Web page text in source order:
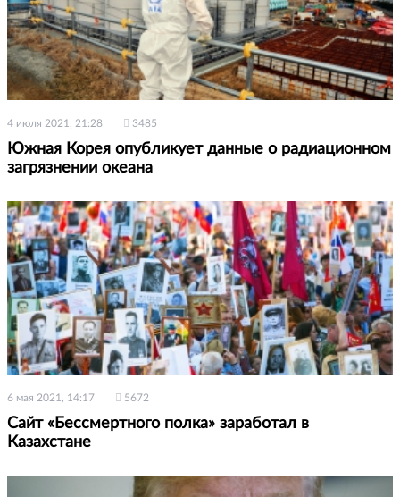
4 июля 2021, 21:28 3485
Южная Корея опубликует данные о радиационном
загрязнении океана
6 мая 2021, 14:17 5672
Сайт «Бессмертного полка» заработал в
Казахстане